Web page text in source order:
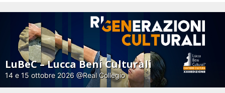
LuBeC – Lucca Beni Culturali
14 e 15 ottobre 2026 @Real Collegio